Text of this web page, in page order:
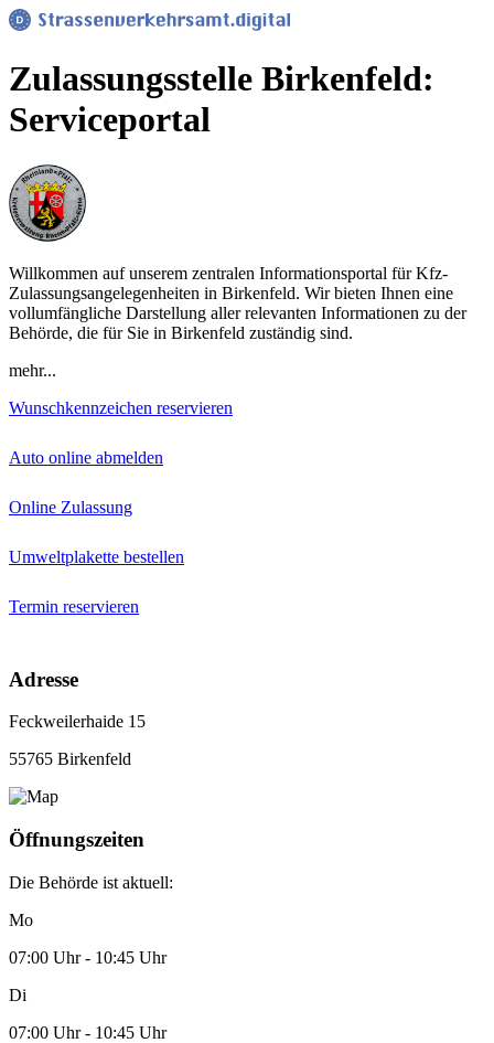
Zulassungsstelle Birkenfeld:
Serviceportal
Willkommen auf unserem zentralen Informationsportal für Kfz-
Zulassungsangelegenheiten in Birkenfeld. Wir bieten Ihnen eine
vollumfängliche Darstellung aller relevanten Informationen zu der
Behörde, die für Sie in Birkenfeld zuständig sind.
mehr...
Wunschkennzeichen reservieren
Auto online abmelden
Online Zulassung
Umweltplakette bestellen
Termin reservieren
Adresse
Feckweilerhaide 15
55765 Birkenfeld
Öffnungszeiten
Die Behörde ist aktuell:
Mo
07:00 Uhr - 10:45 Uhr
Di
07:00 Uhr - 10:45 Uhr